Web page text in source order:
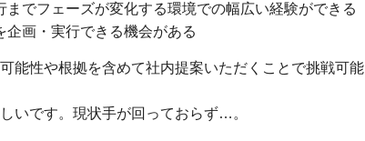
でフェーズが変化する環境での幅広い経験ができる
画・実行できる機会がある
能性や根拠を含めて社内提案いただくことで挑戦可能
いです。現状手が回っておらず…。